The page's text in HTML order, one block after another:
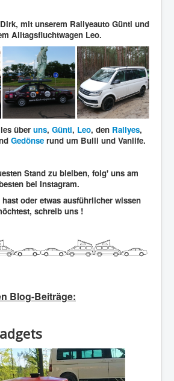
mit unserem Rallyeauto Günti und
Alltagsfluchtwagen Leo.
über uns, Günti, Leo, den Rallyes,
Gedönserund um Bulli und Vanlife.
Stand zu bleiben, folg' uns am
bei Instagram.
oder etwas ausführlicher wissen
schreib uns !
Blog-Beiträge: